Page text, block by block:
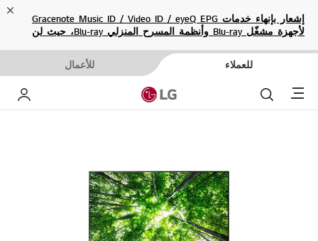
إشعار بإنهاء خدمات Gracenote Music ID / Video ID / eyeQ EPG
لأجهزة مشغّل Blu-ray وأنظمة المسرح المنزلي Blu-ray، حيث لن
للعملاء للأعمال
Menu بحث